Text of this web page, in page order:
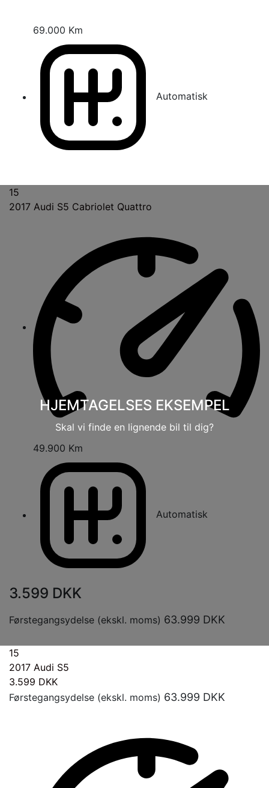
69.000 Km
Automatisk
15
HJEMTAGELSES EKSEMPEL
Skal vi finde en lignende bil til dig?
2017 Audi S5 Cabriolet Quattro
49.900 Km
Automatisk
3.599 DKK
Førstegangsydelse (ekskl. moms) 63.999 DKK
15
2017 Audi S5
3.599 DKK
Førstegangsydelse (ekskl. moms) 63.999 DKK